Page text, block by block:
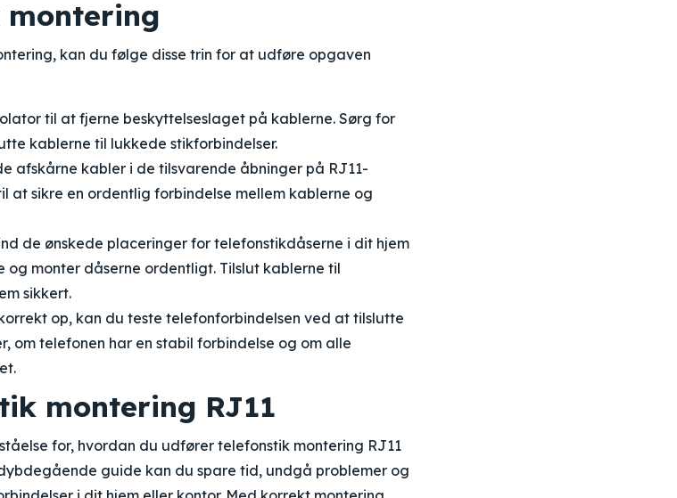
kan du følge disse trin for at udføre opgaven
til at fjerne beskyttelseslaget på kablerne. Sørg for
kablerne til lukkede stikforbindelser.
afskårne kabler i de tilsvarende åbninger på RJ11-
at sikre en ordentlig forbindelse mellem kablerne og
de ønskede placeringer for telefonstikdåserne i dit hjem
og monter dåserne ordentligt. Tilslut kablerne til
sikkert.
op, kan du teste telefonforbindelsen ved at tilslutte
om telefonen har en stabil forbindelse og om alle
montering RJ11
for, hvordan du udfører telefonstik montering RJ11
guide kan du spare tid, undgå problemer og